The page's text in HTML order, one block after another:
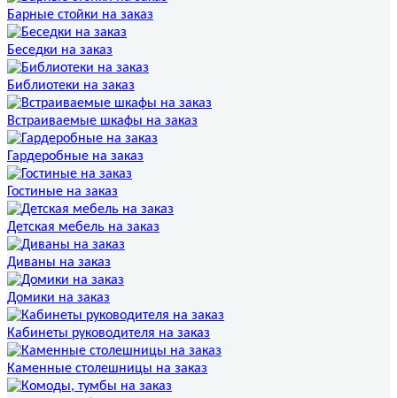
Барные стойки на заказ
Беседки на заказ
Библиотеки на заказ
Встраиваемые шкафы на заказ
Гардеробные на заказ
Гостиные на заказ
Детская мебель на заказ
Диваны на заказ
Домики на заказ
Кабинеты руководителя на заказ
Каменные столешницы на заказ